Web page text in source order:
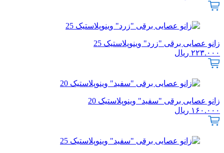
زانو عصایی برقی "زرد" وینوپلاستیک 25
۲۲۳.۰۰۰ ریال
زانو عصایی برقی "سفید" وینوپلاستیک 20
۱۶۰.۰۰۰ ریال